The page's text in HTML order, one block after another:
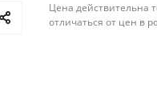
Цена действительна
отличаться от цен в